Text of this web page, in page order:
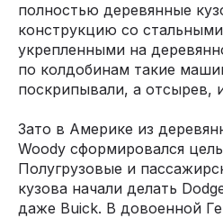
полностью деревянные
конструкцию со
укрепленными на
по колдобинам такие
поскрипывали, а отсырев,
Зато в Америке из
Woody сформировался
Полугрузовые и
кузова начали делать
даже Buick. В довоенной